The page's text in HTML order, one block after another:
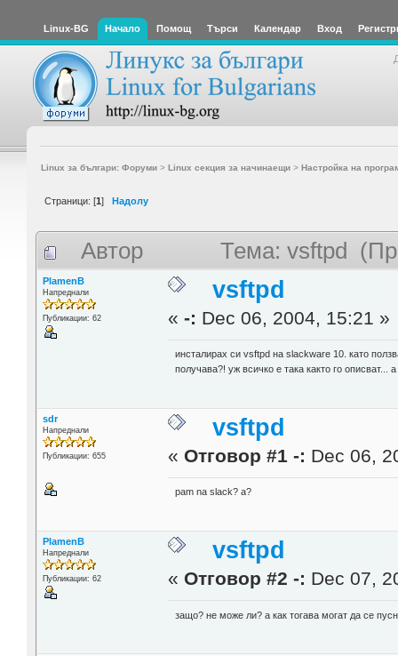
Linux-BG Начало Помощ Търси Календар Вход
Linux за българи: Форуми> Linux секция за начинаещи> Настройка на
Страници: [1] Надолу
Автор Тема: vsftpd
PlamenB
Напреднали
Публикации: 62
vsftpd
«-: Dec 06, 2004, 15:21 »
инсталирах си vsftpd на slackware 10. като
получава?! уж всичко е така както го
sdr
Напреднали
Публикации: 655
vsftpd
« Отговор #1 -: Dec 06,
pam na slack? a?
PlamenB
Напреднали
Публикации: 62
vsftpd
« Отговор #2 -: Dec 07,
защо? не може ли? а как тогава могат да се